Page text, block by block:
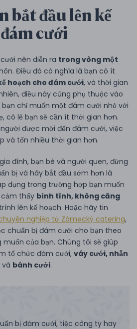
bắt đầu lên kế
cưới
nên diễn ra trong vòng một
Điều đó có nghĩa là bạn có ít
hoạch cho đám cưới, và thời gian
điều này cũng phụ thuộc vào
chỉ muốn một đám cưới nhỏ với
có lẽ bạn sẽ cần ít thời gian hơn.
được mời đến đám cưới, việc
và tốn nhiều thời gian hơn.
đình, bạn bè và người quen, đừng
bị và hãy bắt đầu sớm hơn là
dụng trong trường hợp bạn muốn
thấy bình tĩnh, không căng
lên kế hoạch. Hoặc hãy tin
nghiệp từ Zámecký catering,
chuẩn bị đám cưới cho bạn theo
của bạn. Chúng tôi sẽ giúp
tổ chức đám cưới, váy cưới, nhẫn
và bánh cưới.
bị đám cưới, tiệc công ty hay